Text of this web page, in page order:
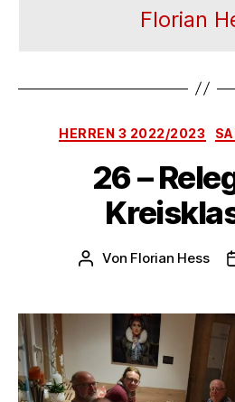
Florian
HERREN 3 2022/2023
26 –
Beitragsautor
Von Florian Hess